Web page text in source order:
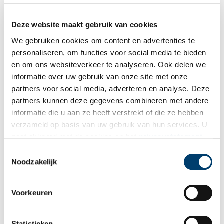
Deze website maakt gebruik van cookies
We gebruiken cookies om content en advertenties te
personaliseren, om functies voor social media te bieden
en om ons websiteverkeer te analyseren. Ook delen we
informatie over uw gebruik van onze site met onze
partners voor social media, adverteren en analyse. Deze
partners kunnen deze gegevens combineren met andere
informatie die u aan ze heeft verstrekt of die ze hebben
verzameld op basis van uw gebruik van hun services. U
Noodzakelijk
Voorkeuren
Aanvullingen
Vul deze informatie aan of geef een reactie.
gepubliceerd.